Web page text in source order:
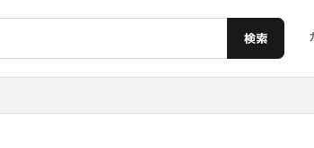
検索